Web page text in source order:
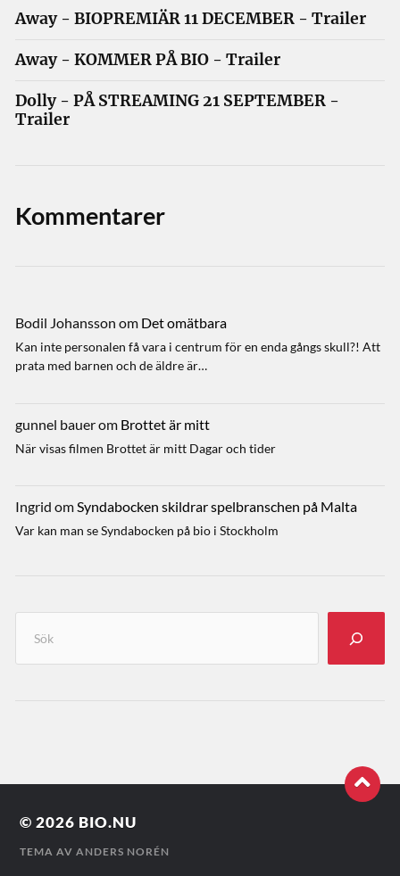
Away - BIOPREMIÄR 11 DECEMBER - Trailer
Away - KOMMER PÅ BIO - Trailer
Dolly - PÅ STREAMING 21 SEPTEMBER -
Trailer
Kommentarer
Bodil Johansson om Det omätbara
Kan inte personalen få vara i centrum för en enda gångs skull?! Att
prata med barnen och de äldre är…
gunnel bauerom Brottet är mitt
När visas filmen Brottet är mitt Dagar och tider
Ingrid omSyndabocken skildrar spelbranschen på Malta
Var kan man se Syndabocken på bio i Stockholm
© 2026 BIO.NU
TEMA AVANDERS NORÉN